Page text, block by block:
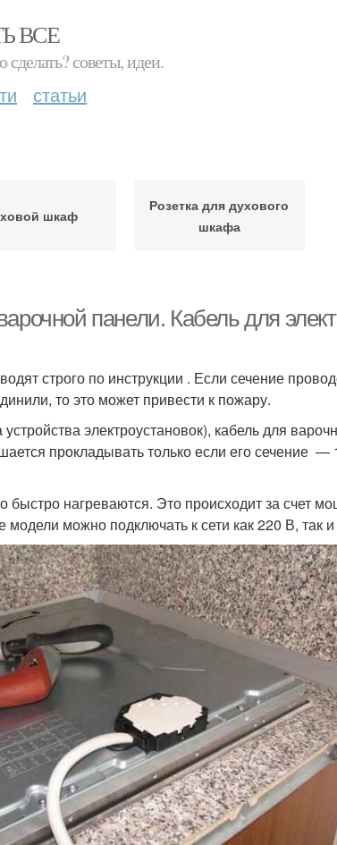
ВСЕ
сделать? советы, идеи.
статьи
шкаф
Розетка для духового
шкафа
панели. Кабель для
строго по инструкции . Если сечение
то это может привести к пожару.
электроустановок), кабель для
прокладывать только если его сечение —
быстро нагреваются. Это происходит за счет
можно подключать к сети как 220 В, так